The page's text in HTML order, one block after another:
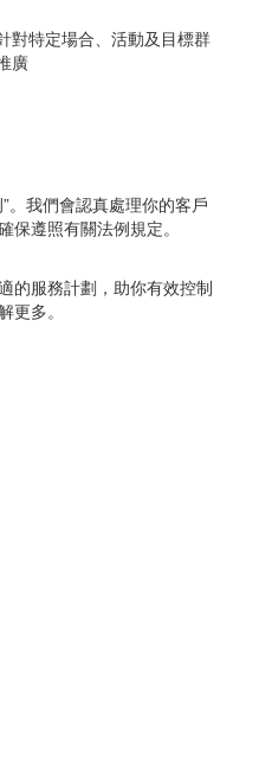
對特定場合、活動及目標群
廣
。我們會認真處理你的客戶
保遵照有關法例規定。
的服務計劃，助你有效控制
多。